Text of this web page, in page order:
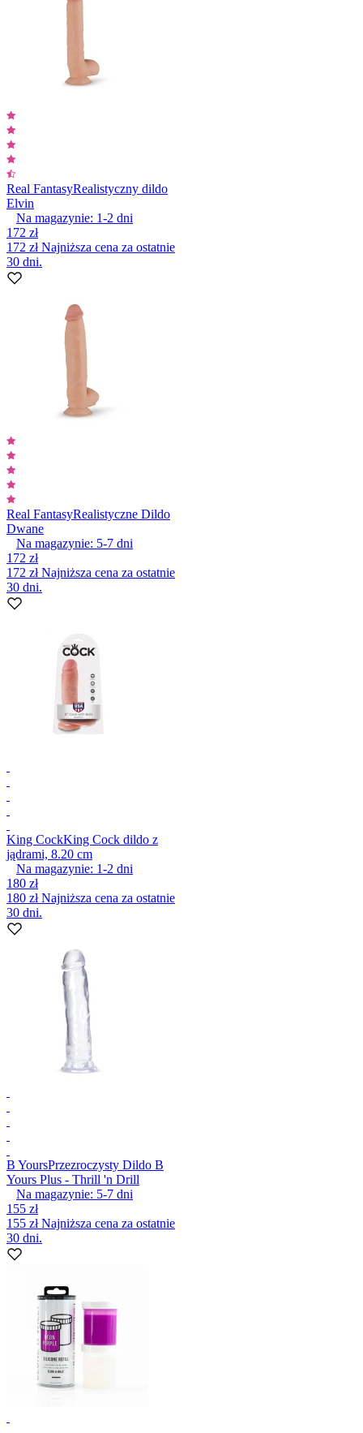
Real FantasyRealistyczny dildo
Elvin
Na magazynie: 1-2 dni
172 zł
172 złNajniższa cena za ostatnie
30 dni.
Real FantasyRealistyczne Dildo
Dwane
Na magazynie: 5-7 dni
172 zł
172 złNajniższa cena za ostatnie
30 dni.
King CockKing Cock dildo z
jądrami, 8.20 cm
Na magazynie: 1-2 dni
180 zł
180 złNajniższa cena za ostatnie
30 dni.
B YoursPrzezroczysty Dildo B
Yours Plus - Thrill 'n Drill
Na magazynie: 5-7 dni
155 zł
155 złNajniższa cena za ostatnie
30 dni.